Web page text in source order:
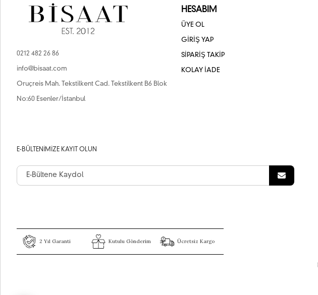
0212 482 26 86
info@bisaat.com
Oruçreis Mah. Tekstilkent Cad. Tekstilkent B6 Blok
No:60 Esenler/İstanbul
HESABIM
ÜYE OL
GİRİŞ YAP
SİPARİŞ TAKİP
KOLAY İADE
E-BÜLTENIMIZE KAYIT OLUN
2 Yıl Garanti Kutulu Gönderim Ücretsiz Kargo